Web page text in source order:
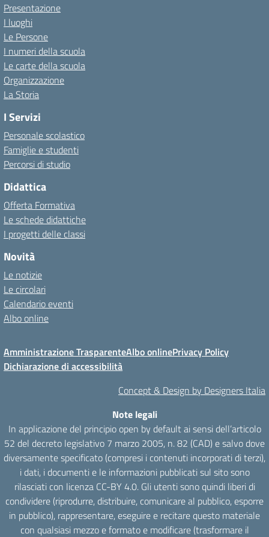
Presentazione
I luoghi
Le Persone
I numeri della scuola
Le carte della scuola
Organizzazione
La Storia
I Servizi
Personale scolastico
Famiglie e studenti
Percorsi di studio
Didattica
Offerta Formativa
Le schede didattiche
I progetti delle classi
Novità
Le notizie
Le circolari
Calendario eventi
Albo online
Amministrazione TrasparenteAlbo onlinePrivacy Policy
Dichiarazione di accessibilità
Concept & Design by Designers Italia
Note legali
In applicazione del principio open by default ai sensi dell’articolo
52 del decreto legislativo 7 marzo 2005, n. 82 (CAD) e salvo dove
diversamente specificato (compresi i contenuti incorporati di terzi),
i dati, i documenti e le informazioni pubblicati sul sito sono
rilasciati con licenza CC-BY 4.0. Gli utenti sono quindi liberi di
condividere (riprodurre, distribuire, comunicare al pubblico, esporre
in pubblico), rappresentare, eseguire e recitare questo materiale
con qualsiasi mezzo e formato e modificare (trasformare il